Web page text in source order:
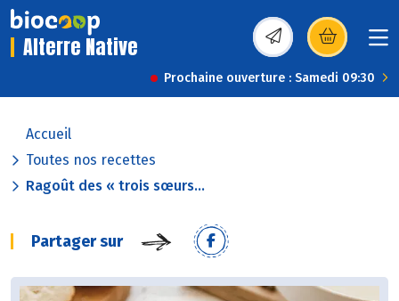
Alterre Native (s’ouvre dans une
Prochaine ouverture : Samedi 09:30
Accueil
Toutes nos recettes
Ragoût des « trois sœurs...
Partager sur